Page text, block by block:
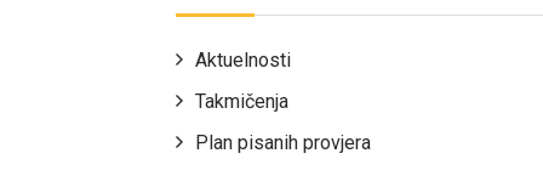
Aktuelnosti
Takmičenja
Plan pisanih provjera